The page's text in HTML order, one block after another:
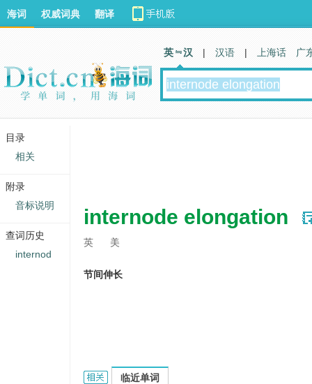
internode elongation
英 美
节间伸长
internode elongation的相关资料：
临近单词
海词 权威词典 翻译
英 汉 | 汉语 | 上海话 广
目录
相关
附录
音标说明
查词历史
internod